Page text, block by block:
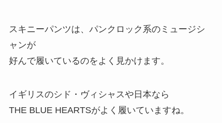
スキニーパンツは、パンクロック系のミュージシ
ャンが
好んで履いているのをよく見かけます。
イギリスのシド・ヴィシャスや日本なら
THE BLUE HEARTSがよく履いていますね。